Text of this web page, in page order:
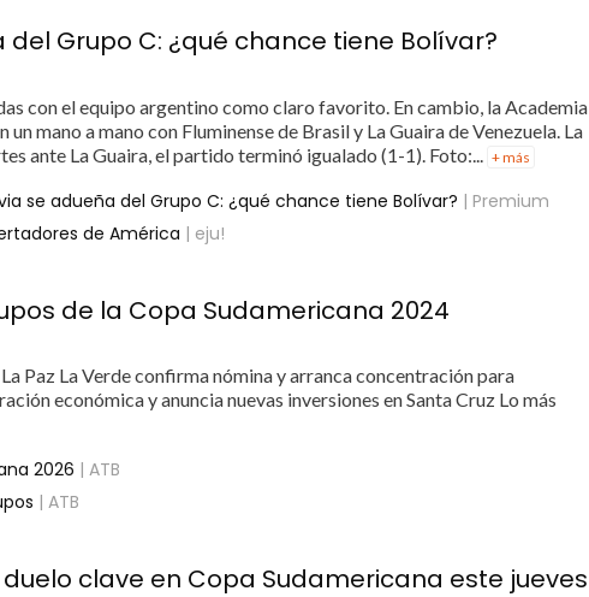
Grupo C: ¿qué chance tiene Bolívar?
con el equipo argentino como claro favorito. En cambio, la Academia
un mano a mano con Fluminense de Brasil y La Guaira de Venezuela. La
ante La Guaira, el partido terminó igualado (1-1). Foto:... + más
se adueña del Grupo C: ¿qué chance tiene Bolívar? | Premium
de América | eju!
de la Copa Sudamericana 2024
Paz La Verde confirma nómina y arranca concentración para
económica y anuncia nuevas inversiones en Santa Cruz Lo más
2026 | ATB
| ATB
clave en Copa Sudamericana este jueves